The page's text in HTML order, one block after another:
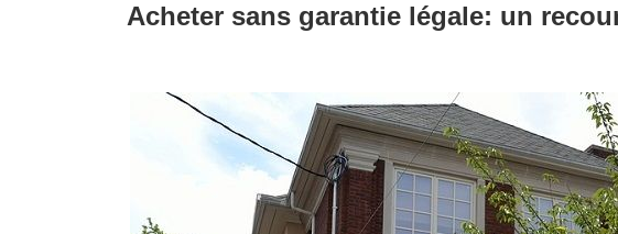
Acheter sans garantie légale: un